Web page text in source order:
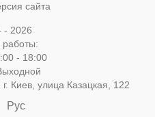
сайта
- 2026
работы:
- 18:00
Киев, улица Казацкая, 122
Рус